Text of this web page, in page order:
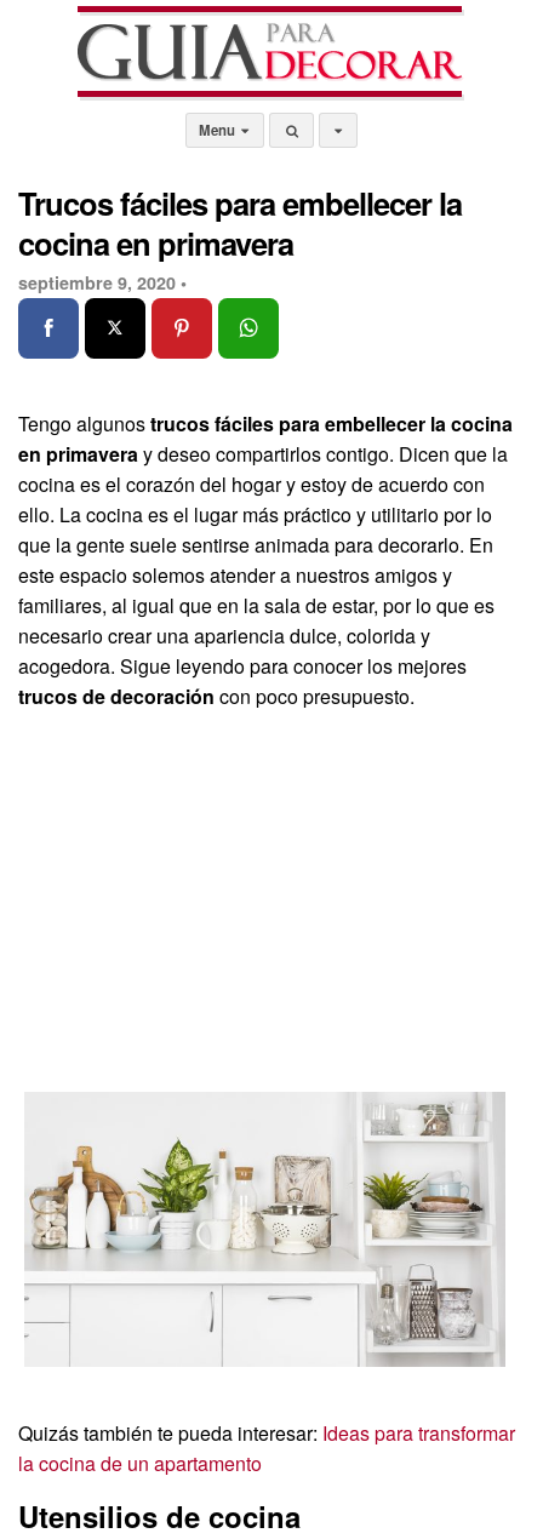
Menu
Trucos fáciles para embellecer la
cocina en primavera
septiembre 9, 2020 •
Tengo algunostrucos fáciles para embellecer la cocina
en primaveray deseo compartirlos contigo. Dicen que la
cocina es el corazón del hogar y estoy de acuerdo con
ello. La cocina es el lugar más práctico y utilitario por lo
que la gente suele sentirse animada para decorarlo. En
este espacio solemos atender a nuestros amigos y
familiares, al igual que en la sala de estar, por lo que es
necesario crear una apariencia dulce, colorida y
acogedora. Sigue leyendo para conocer los mejores
trucos de decoración con poco presupuesto.
Quizás también te pueda interesar: Ideas para transformar
la cocina de un apartamento
Utensilios de cocina